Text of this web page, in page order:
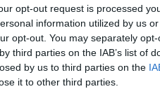
opt-out request is processed
information utilized by us
opt-out. You may separately
third parties on the IAB’s list of
by us to third parties on the
it to other third parties.
Majora!
Extreme Masters Katowice